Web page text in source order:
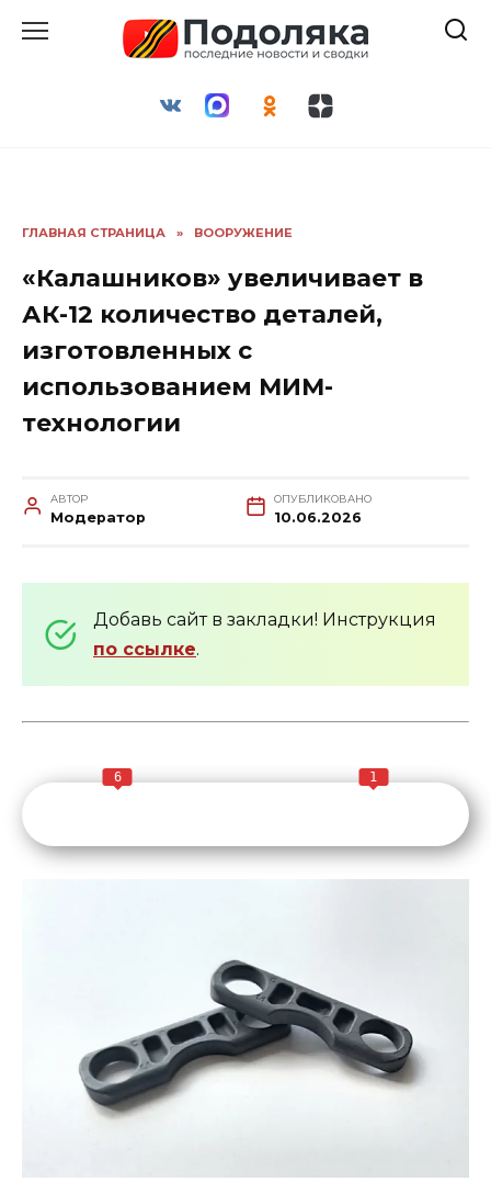
ГЛАВНАЯ СТРАНИЦА » ВООРУЖЕНИЕ
«Калашников» увеличивает в
АК-12 количество деталей,
изготовленных с
использованием МИМ-
технологии
АВТОР
Модератор
ОПУБЛИКОВАНО
10.06.2026
Добавь сайт в закладки! Инструкция
по ссылке.
6 1